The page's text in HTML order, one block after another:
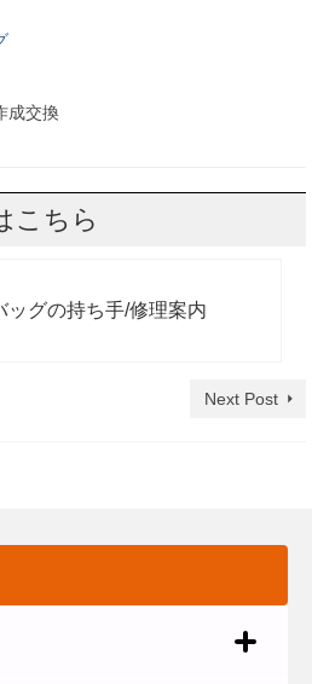
成交換
こちら
ッグの持ち手/修理案内
Next Post